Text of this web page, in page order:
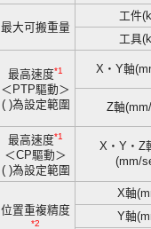
最大可搬重量
工件
工具
最高速度*1
＜PTP驅動＞
( )為設定範圍
X・Y軸
Z軸
最高速度*1
＜CP驅動＞
( )為設定範圍
X・Y・Z
(mm/
位置重複精度
*2
X軸
Y軸